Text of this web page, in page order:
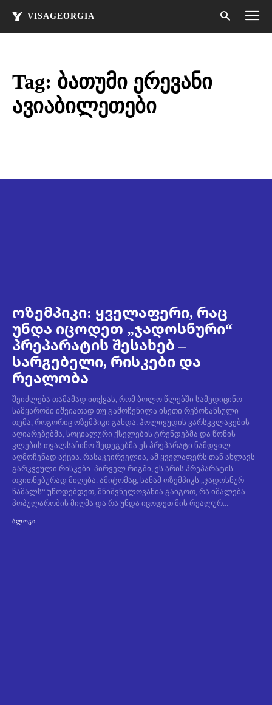
VISAGEORGIA
Tag: ბათუმი ერევანი
ავიაბილეთები
ოზემპიკი: ყველაფერი, რაც
უნდა იცოდეთ „ჯადოსნური“
პრეპარატის შესახებ –
სარგებელი, რისკები და
რეალობა
შეიძლება თამამად ითქვას, რომ ბოლო წლებში სამედიცინო
სამყაროში იშვიათად თუ გამოჩენილა ისეთი რეზონანსული
თემა, როგორიც ოზემპიკი გახდა. ჰოლივუდის ვარსკვლავების
აღიარებებმა, სოციალური ქსელების ტრენდებმა და წონის
კლების თვალსაჩინო შედეგებმა ეს პრეპარატი ნამდვილ
აღმოჩენად აქცია. რასაკვირველია, ამ ყველაფერს თან ახლავს
გარკვეული რისკები. პირველ რიგში, ეს არის პრეპარატის
თვითნებურად მიღება. ამიტომაც, სანამ ოზემპიკს „ჯადოსნურ
წამალს“ უწოდებდეთ, მნიშვნელოვანია გაიგოთ, რა იმალება
პოპულარობის მიღმა და რა უნდა იცოდეთ მის რეალურ...
ᲑᲚᲝᲒᲘ